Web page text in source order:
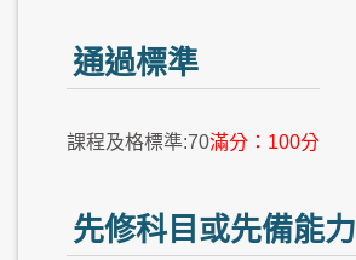
通過標準
課程及格標準:70滿分：100分
先修科目或先備能力